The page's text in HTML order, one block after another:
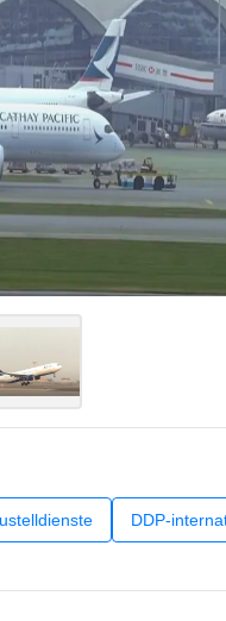
DDP-